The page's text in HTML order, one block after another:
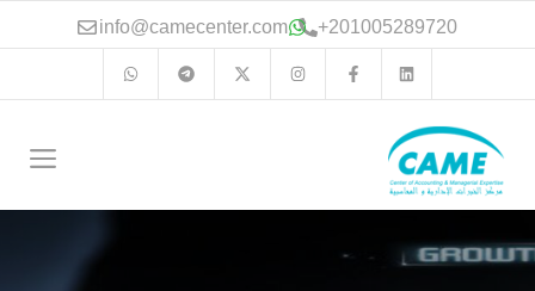
انتقل
إلى 201005289720
+
info@camecenter.com